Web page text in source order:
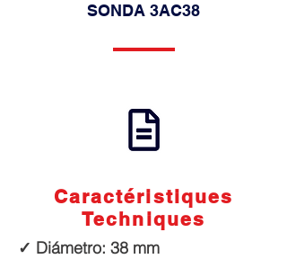
SONDA 3AC38
Caractéristiques
Techniques
✓ Diámetro: 38 mm